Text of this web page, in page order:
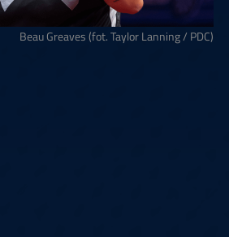
Beau Greaves (fot. Taylor Lanning / PDC)